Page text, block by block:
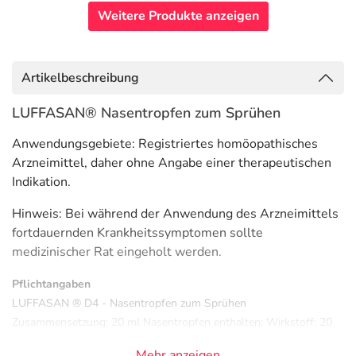
Weitere Produkte anzeigen
Artikelbeschreibung
LUFFASAN® Nasentropfen zum Sprühen
Anwendungsgebiete: Registriertes homöopathisches
Arzneimittel, daher ohne Angabe einer therapeutischen
Indikation.
Hinweis: Bei während der Anwendung des Arzneimittels
fortdauernden Krankheitssymptomen sollte
medizinischer Rat eingeholt werden.
Pflichtangaben
LUFFASAN ® D4 - Nasentropfen zum Sprühen
Zusammensetzung: 20 ml Nasentropfen enthalten: Wirkstoff: 20